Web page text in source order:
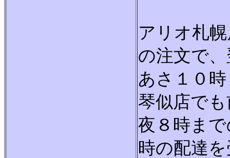
アリオ札
の注文で
あさ１０
琴似店で
夜８時ま
時の配達